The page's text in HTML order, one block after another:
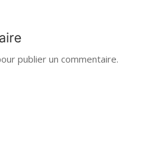
publier un commentaire.